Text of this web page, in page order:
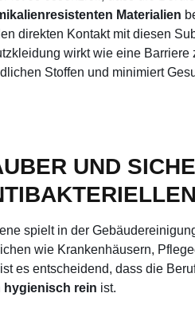
Materialien
direkten Kontakt mit diesen
wirkt wie eine Barriere
Stoffen und minimiert
UND
spielt in der
wie Krankenhäusern,
es entscheidend, dass die
hygienisch rein ist.